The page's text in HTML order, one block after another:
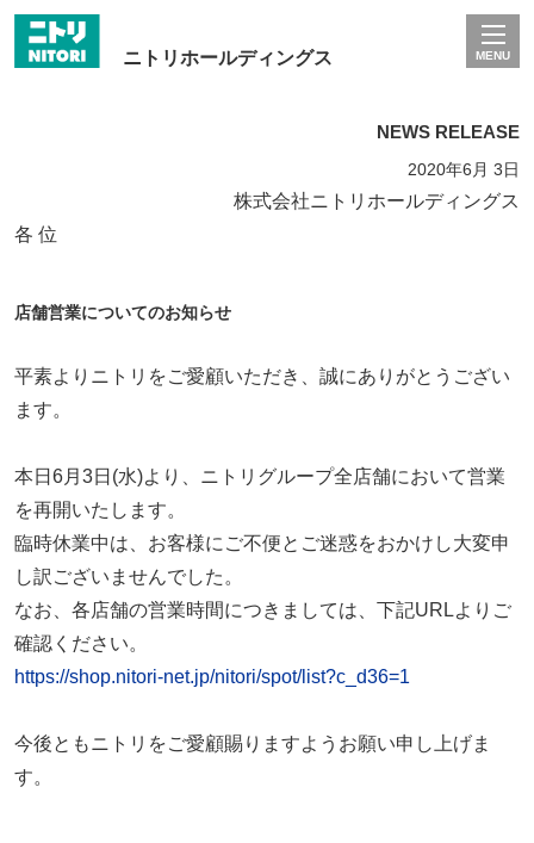
ニトリホールディングス MENU
NEWS RELEASE
2020年6月 3日
株式会社ニトリホールディングス
各 位
店舗営業についてのお知らせ
平素よりニトリをご愛顧いただき、誠にありがとうござい
ます。
本日6月3日(水)より、ニトリグループ全店舗において営業
を再開いたします。
臨時休業中は、お客様にご不便とご迷惑をおかけし大変申
し訳ございませんでした。
なお、各店舗の営業時間につきましては、下記URLよりご
確認ください。
https://shop.nitori-net.jp/nitori/spot/list?c_d36=1
今後ともニトリをご愛顧賜りますようお願い申し上げま
す。